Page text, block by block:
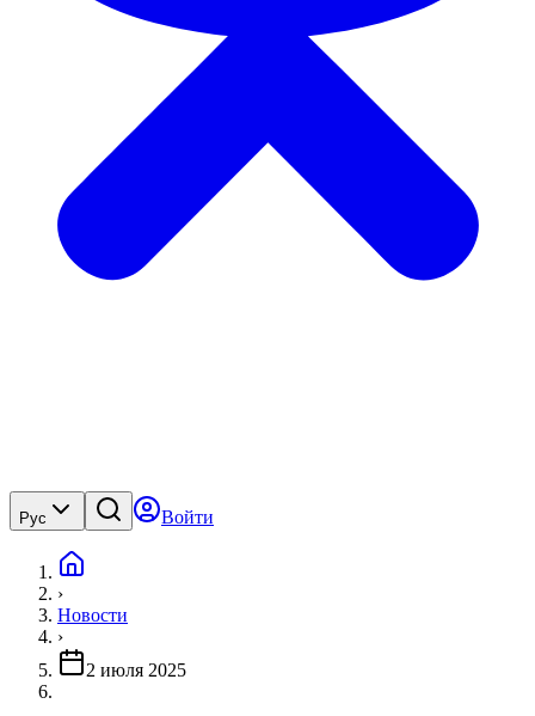
Рус Войти
›
Новости
›
2 июля 2025